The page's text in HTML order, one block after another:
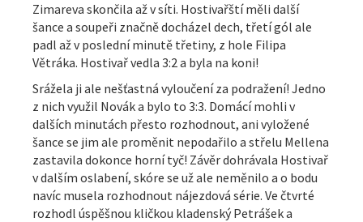
Zimareva skončila až v síti. Hostivařští měli další
šance a soupeři značně docházel dech, třetí gól ale
padl až v poslední minutě třetiny, z hole Filipa
Větráka. Hostivař vedla 3:2 a byla na koni!
Srážela ji ale nešťastná vyloučení za podražení! Jedno
z nich využil Novák a bylo to 3:3. Domácí mohli v
dalších minutách přesto rozhodnout, ani vyložené
šance se jim ale proměnit nepodařilo a střelu Mellena
zastavila dokonce horní tyč! Závěr dohrávala Hostivař
v dalším oslabení, skóre se už ale neměnilo a o bodu
navíc musela rozhodnout nájezdová série. Ve čtvrté
rozhodl úspěšnou kličkou kladenský Petrášek a